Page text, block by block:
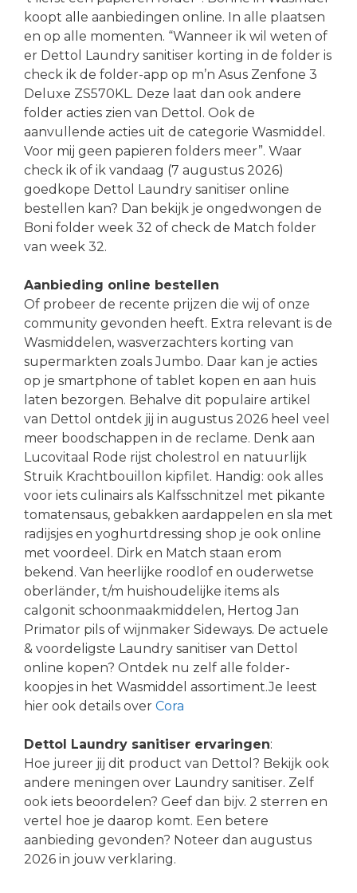
koopt alle aanbiedingen online. In alle plaatsen
en op alle momenten. “Wanneer ik wil weten of
er Dettol Laundry sanitiser korting in de folder is
check ik de folder-app op m’n Asus Zenfone 3
Deluxe ZS570KL. Deze laat dan ook andere
folder acties zien van Dettol. Ook de
aanvullende acties uit de categorie Wasmiddel.
Voor mij geen papieren folders meer”. Waar
check ik of ik vandaag (7 augustus 2026)
goedkope Dettol Laundry sanitiser online
bestellen kan? Dan bekijk je ongedwongen de
Boni folder week 32 of check de Match folder
van week 32.
Aanbieding online bestellen
Of probeer de recente prijzen die wij of onze
community gevonden heeft. Extra relevant is de
Wasmiddelen, wasverzachters korting van
supermarkten zoals Jumbo. Daar kan je acties
op je smartphone of tablet kopen en aan huis
laten bezorgen. Behalve dit populaire artikel
van Dettol ontdek jij in augustus 2026 heel veel
meer boodschappen in de reclame. Denk aan
Lucovitaal Rode rijst cholestrol en natuurlijk
Struik Krachtbouillon kipfilet. Handig: ook alles
voor iets culinairs als Kalfsschnitzel met pikante
tomatensaus, gebakken aardappelen en sla met
radijsjes en yoghurtdressing shop je ook online
met voordeel. Dirk en Match staan erom
bekend. Van heerlijke roodlof en ouderwetse
oberländer, t/m huishoudelijke items als
calgonit schoonmaakmiddelen, Hertog Jan
Primator pils of wijnmaker Sideways. De actuele
& voordeligste Laundry sanitiser van Dettol
online kopen? Ontdek nu zelf alle folder-
koopjes in het Wasmiddel assortiment.Je leest
hier ook details over Cora
Dettol Laundry sanitiser ervaringen:
Hoe jureer jij dit product van Dettol? Bekijk ook
andere meningen over Laundry sanitiser. Zelf
ook iets beoordelen? Geef dan bijv. 2 sterren en
vertel hoe je daarop komt. Een betere
aanbieding gevonden? Noteer dan augustus
2026 in jouw verklaring.